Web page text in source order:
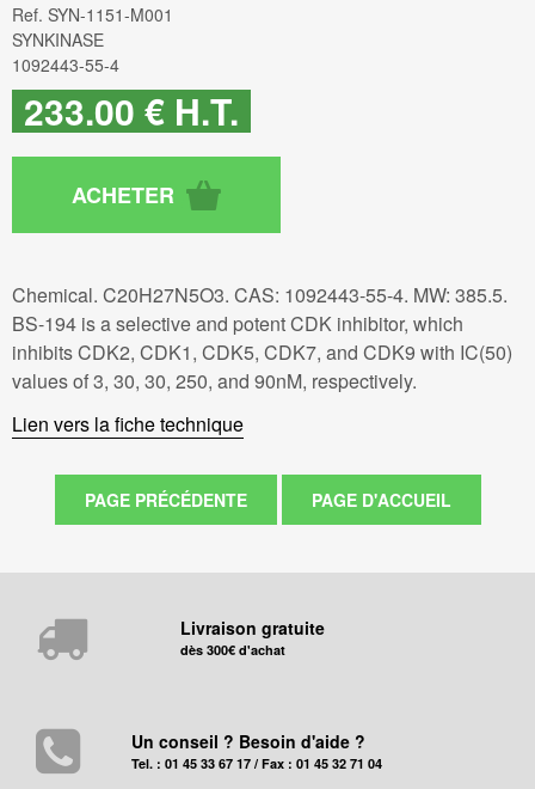
Ref. SYN-1151-M001
SYNKINASE
1092443-55-4
233.00 € H.T.
Chemical. C20H27N5O3. CAS: 1092443-55-4. MW: 385.5.
BS-194 is a selective and potent CDK inhibitor, which
inhibits CDK2, CDK1, CDK5, CDK7, and CDK9 with IC(50)
values of 3, 30, 30, 250, and 90nM, respectively.
Lien vers la fiche technique
Livraison gratuite
dès 300€ d'achat
Un conseil ? Besoin d'aide ?
Tel. : 01 45 33 67 17 / Fax : 01 45 32 71 04